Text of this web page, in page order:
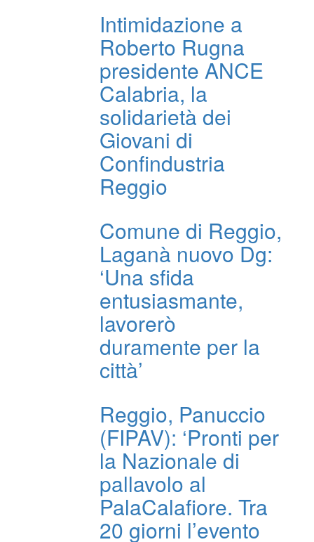
Intimidazione a
Roberto Rugna
presidente ANCE
Calabria, la
solidarietà dei
Giovani di
Confindustria
Reggio
Comune di Reggio,
Laganà nuovo Dg:
‘Una sfida
entusiasmante,
lavorerò
duramente per la
città’
Reggio, Panuccio
(FIPAV): ‘Pronti per
la Nazionale di
pallavolo al
PalaCalafiore. Tra
20 giorni l’evento